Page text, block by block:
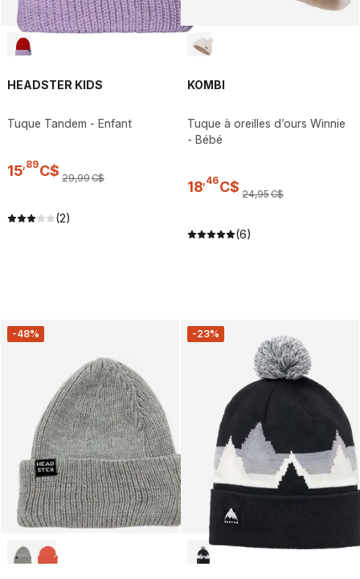
HEADSTER KIDS
Tuque Tandem - Enfant
15,89C$ 29,99C$
(2)
KOMBI
Tuque à oreilles d’ours Winnie
- Bébé
18,46C$ 24,95C$
(6)
-48% -23%